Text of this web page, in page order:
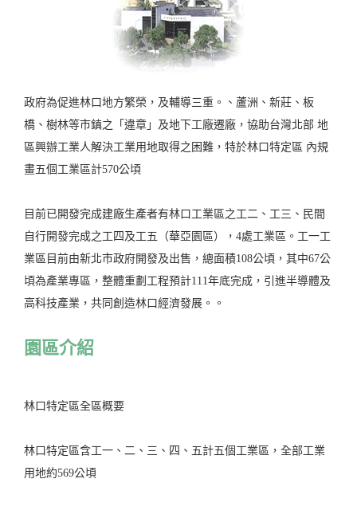
政府為促進林口地方繁榮，及輔導三重。、蘆洲、新莊、板
橋、樹林等市鎮之「違章」及地下工廠遷廠，協助台灣北部 地
區興辦工業人解決工業用地取得之困難，特於林口特定區 內規
畫五個工業區計570公頃
目前已開發完成建廠生產者有林口工業區之工二、工三、民間
自行開發完成之工四及工五（華亞園區），4處工業區。工一工
業區目前由新北市政府開發及出售，總面積108公頃，其中67公
頃為產業專區，整體重劃工程預計111年底完成，引進半導體及
高科技產業，共同創造林口經濟發展。。
園區介紹
林口特定區全區概要
林口特定區含工一、二、三、四、五計五個工業區，全部工業
用地約569公頃